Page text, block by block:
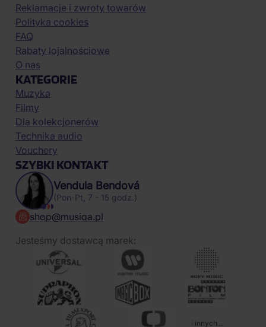
Reklamacje i zwroty towarów
Polityka cookies
FAQ
Rabaty lojalnościowe
O nas
KATEGORIE
Muzyka
Filmy
Dla kolekcjonerów
Technika audio
Vouchery
SZYBKI KONTAKT
Vendula Bendová
(Pon-Pt, 7 - 15 godz.)
shop@musiqa.pl
Jesteśmy dostawcą marek:
i innych...